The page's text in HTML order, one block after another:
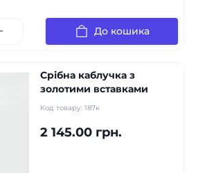
До кошика
Срібна каблучка з
золотими вставками
Код товару: 187к
2 145.00 грн.